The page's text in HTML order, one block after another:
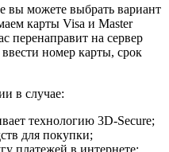
вы можете выбрать вариант
карты Visa и Master
перенаправит на сервер
номер карты, срок
в случае:
технологию 3D-Secure;
для покупки;